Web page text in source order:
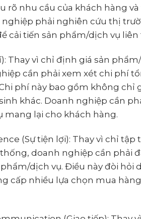
rõ nhu cầu của khách hàng
nghiệp phải nghiên cứu thị
cải tiến sản phẩm/dịch vụ liên
Thay vì chỉ định giá sản
cần phải xem xét chi phí
phí này bao gồm không chỉ
khác. Doanh nghiệp cần
mang lại cho khách hàng.
(Sự tiện lợi): Thay vì chỉ
doanh nghiệp cần phải
dịch vụ. Điều này đòi
cấp nhiều lựa chọn mua